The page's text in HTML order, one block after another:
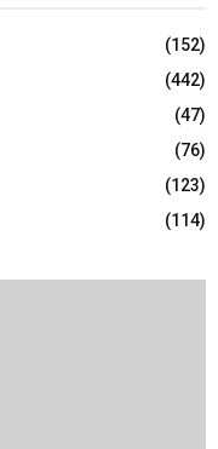
(152)
(442)
(47)
(76)
(123)
(114)